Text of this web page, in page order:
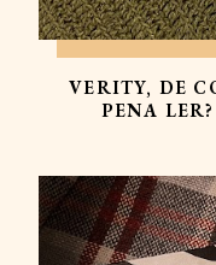
VERITY, DE
PENA